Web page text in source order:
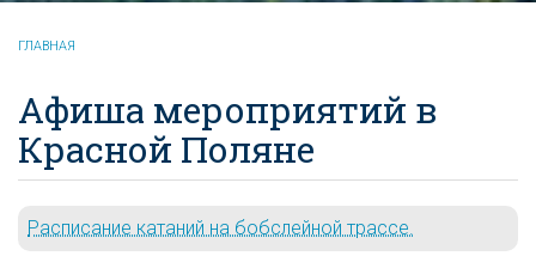
ГЛАВНАЯ
Афиша мероприятий в
Красной Поляне
Расписание катаний на бобслейной трассе.